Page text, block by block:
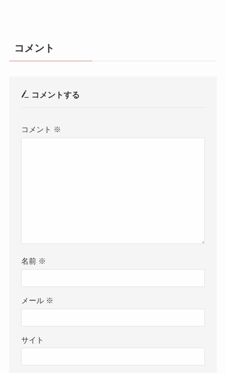
コメント
コメントする
コメント ※
名前 ※
メール ※
サイト